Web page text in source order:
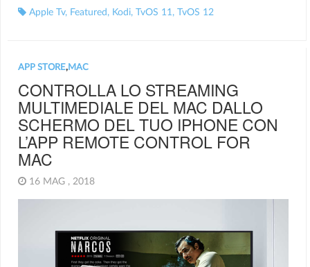
Apple Tv, Featured , Kodi, TvOS 11 , TvOS 12
APP STORE,MAC
CONTROLLA LO STREAMING
MULTIMEDIALE DEL MAC DALLO
SCHERMO DEL TUO IPHONE CON
L’APP REMOTE CONTROL FOR
MAC
16 MAG , 2018